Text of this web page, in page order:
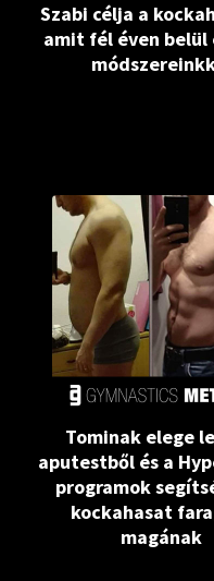
Szabi célja a
amit fél éven belül
Tominak elege
aputestből és a
programok
kockahasat
magának